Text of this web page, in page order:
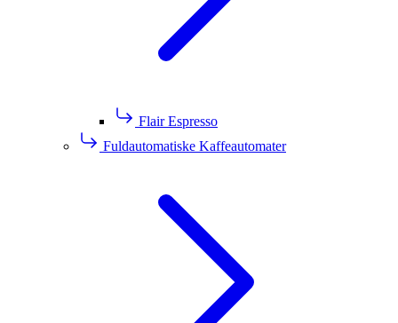
Flair Espresso
Fuldautomatiske Kaffeautomater